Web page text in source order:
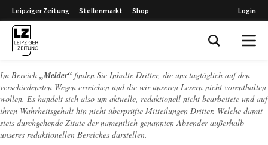
Leipziger Zeitung Stellenmarkt Shop Login
Im Bereich „Melder“ finden Sie Inhalte Dritter, die uns tagtäglich auf den
verschiedensten Wegen erreichen und die wir unseren Lesern nicht vorenthalten
wollen. Es handelt sich also um aktuelle, redaktionell nicht bearbeitete und auf
ihren Wahrheitsgehalt hin nicht überprüfte Mitteilungen Dritter. Welche damit
stets durchgehende Zitate der namentlich genannten Absender außerhalb
unseres redaktionellen Bereiches darstellen.